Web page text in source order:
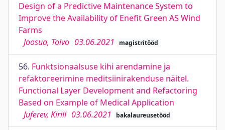
Design of a Predictive Maintenance System to
Improve the Availability of Enefit Green AS Wind
Farms
Joosua, Toivo 03.06.2021 magistritööd
56. Funktsionaalsuse kihi arendamine ja
refaktoreerimine meditsiinirakenduse näitel.
Functional Layer Development and Refactoring
Based on Example of Medical Application
Juferev, Kirill 03.06.2021 bakalaureusetööd